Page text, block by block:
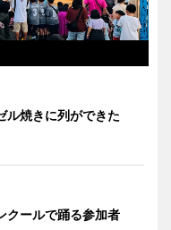
ル焼きに列ができた
クールで踊る参加者